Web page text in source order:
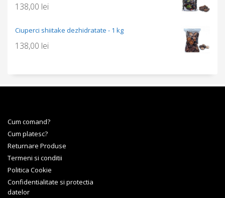
138,00 lei
Ciuperci shiitake dezhidratate - 1 kg
138,00 lei
Cum comand?
Cum platesc?
Returnare Produse
Termeni si conditii
Politica Cookie
Confidentialitate si protectia
datelor